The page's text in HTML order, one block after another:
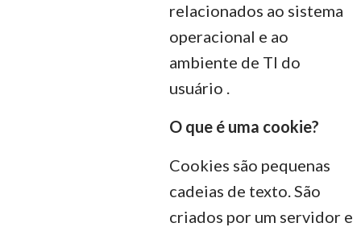
relacionados ao sistema
operacional e ao
ambiente de TI do
usuário .
O que é uma cookie?
Cookies são pequenas
cadeias de texto. São
criados por um servidor e